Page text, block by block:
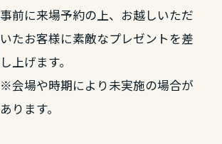
事前に来場予約の上、お越しいただ
いたお客様に素敵なプレゼントを差
し上げます。
※会場や時期により未実施の場合が
あります。